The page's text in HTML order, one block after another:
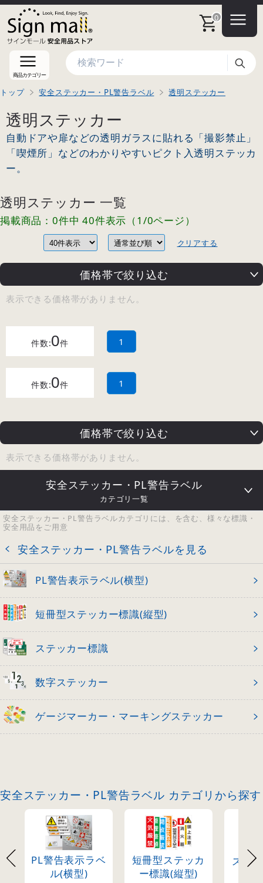
0
商品カテゴリー 検索
トップ 安全ステッカー・PL警告ラベル 透明ステッカー
透明ステッカー
自動ドアや扉などの透明ガラスに貼れる「撮影禁止」
「喫煙所」などのわかりやすいピクト入透明ステッカ
ー。
透明ステッカー 一覧
掲載商品：0件中 40件表示（1/0ページ）
クリアする
価格帯で絞り込む
表示できる価格帯がありません。
件数:0件 1
件数:0件 1
価格帯で絞り込む
表示できる価格帯がありません。
安全ステッカー・PL警告ラベル
カテゴリ一覧
安全ステッカー・PL警告ラベルカテゴリには、を含む、様々な標識・
安全用品をご用意
安全ステッカー・PL警告ラベルを見る
PL警告表示ラベル(横型)
短冊型ステッカー標識(縦型)
ステッカー標識
数字ステッカー
ゲージマーカー・マーキングステッカー
安全ステッカー・PL警告ラベル カテゴリから探す
PL警告表示ラベ
ル(横型)
短冊型ステッカ
ー標識(縦型)
ステ